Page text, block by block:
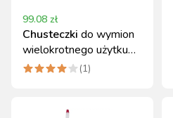
99.08 zł
Chusteczki do wymion
wielokrotnego użytku
27x29cm 50 szt. Kerbl
(1)